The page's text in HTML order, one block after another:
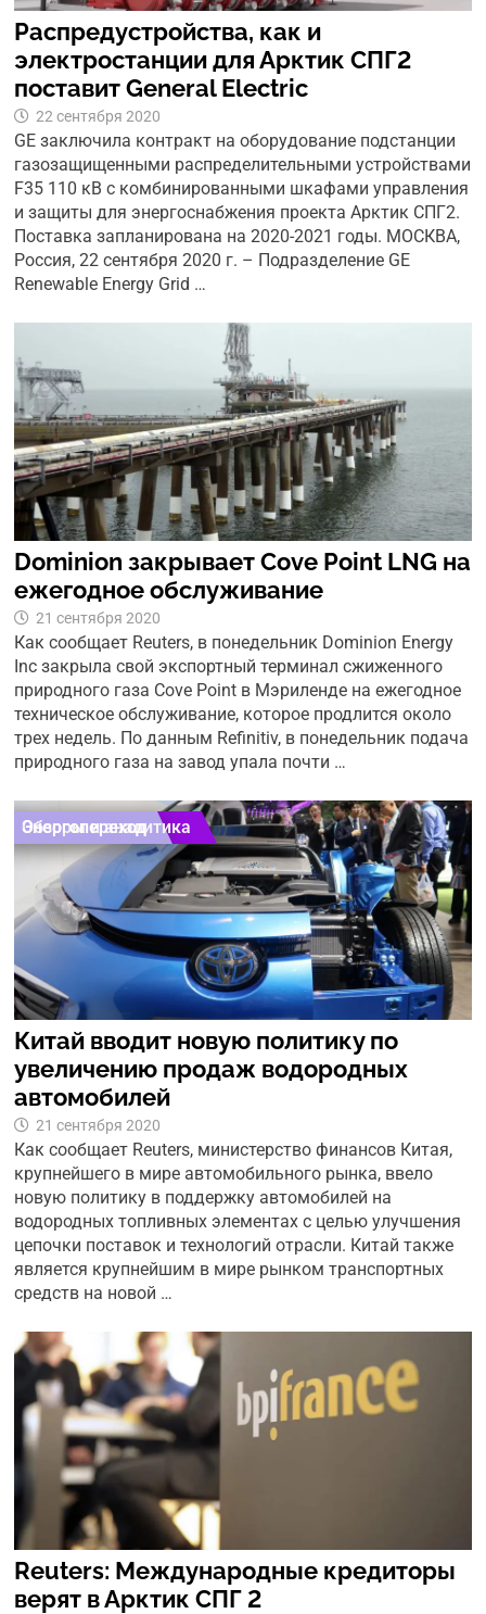
Распредустройства, как и
электростанции для Арктик СПГ2
поставит General Electric
22 сентября 2020
GE заключила контракт на оборудование подстанции
газозащищенными распределительными устройствами
F35 110 кВ с комбинированными шкафами управления
и защиты для энергоснабжения проекта Арктик СПГ2.
Поставка запланирована на 2020-2021 годы. МОСКВА,
Россия, 22 сентября 2020 г. – Подразделение GE
Renewable Energy Grid …
Dominion закрывает Cove Point LNG на
ежегодное обслуживание
21 сентября 2020
Как сообщает Reuters, в понедельник Dominion Energy
Inc закрыла свой экспортный терминал сжиженного
природного газа Cove Point в Мэриленде на ежегодное
техническое обслуживание, которое продлится около
трех недель. По данным Refinitiv, в понедельник подача
природного газа на завод упала почти …
Обзоры и аналитика
Энергопереход
Китай вводит новую политику по
увеличению продаж водородных
автомобилей
21 сентября 2020
Как сообщает Reuters, министерство финансов Китая,
крупнейшего в мире автомобильного рынка, ввело
новую политику в поддержку автомобилей на
водородных топливных элементах с целью улучшения
цепочки поставок и технологий отрасли. Китай также
является крупнейшим в мире рынком транспортных
средств на новой …
Reuters: Международные кредиторы
верят в Арктик СПГ 2